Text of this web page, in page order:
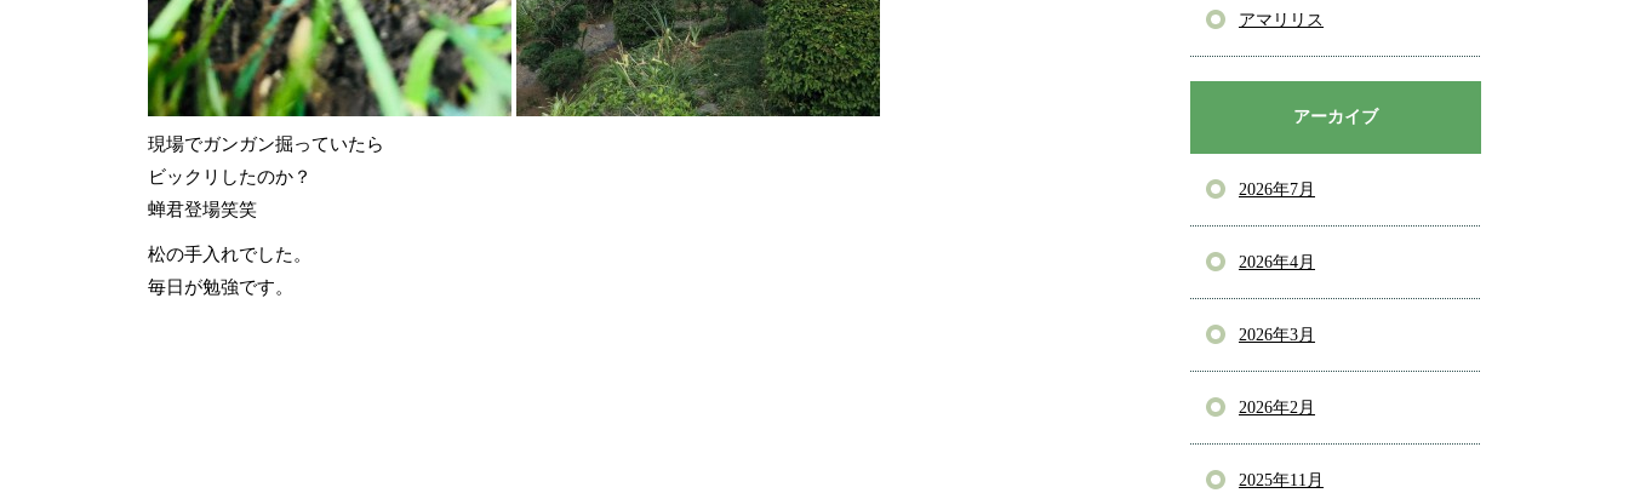
現場でガンガン掘っていたら
ビックリしたのか？
蝉君登場笑笑
松の手入れでした。
毎日が勉強です。
アマリリス
アーカイブ
2026年7月
2026年4月
2026年3月
2026年2月
2025年11月